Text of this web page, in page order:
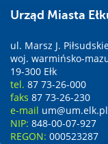
Urząd Miasta
ul. Marsz J.
woj. warmińsko-
19-300 Ełk
tel. 87 73-26-000
faks 87 73-26-230
e-mail um@um.elk.pl
NIP: 848-00-07-927
REGON: 000523287